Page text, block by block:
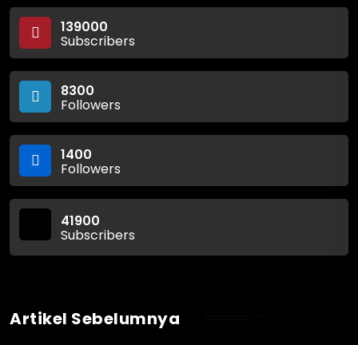
139000
Subscribers
8300
Followers
1400
Followers
41900
Subscribers
Artikel Sebelumnya